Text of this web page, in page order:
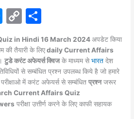
M
s
s
e
n
g
C
p
y
Li
n
k
ar
e
in Hindi 16 March 2024अपडेट किया
की तैयारी के लिएdaily Current Affairs
टुडे करंट अफेयर्स क्विजके माध्यम सेभारत देश
से सम्बंधित प्रश्न उपलब्ध किये है जो हमारे
परीक्षाओ में करंटअफेयर्ससे सम्बंधितप्रश्नजरूर
Current Affairs Quiz
परीक्षा उत्तीर्ण करने के लिए काफी सहायक